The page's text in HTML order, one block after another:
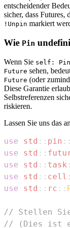
entscheidender
sicher, dass Futures,
!Unpin markiert
Wie Pin
Wenn Sie self:
Future sehen,
Future (oder
Diese Garantie
Selbstreferenzen
riskieren.
Lassen Sie uns das
use std :: pin ::
use
std ::
use
std :: task
use
std :: cell
use
std :: rc ::
// Stellen Sie
// (Dies ist